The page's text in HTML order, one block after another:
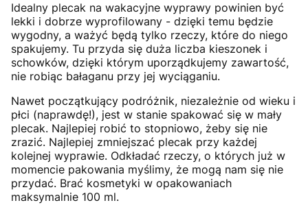
Idealny plecak na wakacyjne wyprawy powinien być
lekki i dobrze wyprofilowany - dzięki temu będzie
wygodny, a ważyć będą tylko rzeczy, które do niego
spakujemy. Tu przyda się duża liczba kieszonek i
schowków, dzięki którym uporządkujemy zawartość,
nie robiąc bałaganu przy jej wyciąganiu.
Nawet początkujący podróżnik, niezależnie od wieku i
płci (naprawdę!), jest w stanie spakować się w mały
plecak. Najlepiej robić to stopniowo, żeby się nie
zrazić. Najlepiej zmniejszać plecak przy każdej
kolejnej wyprawie. Odkładać rzeczy, o których już w
momencie pakowania myślimy, że mogą nam się nie
przydać. Brać kosmetyki w opakowaniach
maksymalnie 100 ml.